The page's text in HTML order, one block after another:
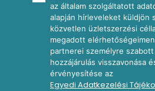
az általam szolgáltatott
alapján hírleveleket küldjön
közvetlen üzletszerzési
megadott
partnerei személyre szabott
hozzájárulás visszavonása
érvényesítése az
Egyedi Adatkezelési